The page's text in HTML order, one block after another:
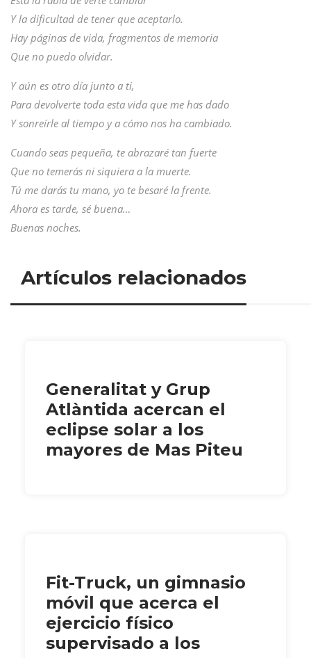
Y la dificultad de tener que aceptarlo.
Hay páginas de vida, fragmentos de memoria
Que no puedo olvidar.
Y aún es otro día junto a ti,
Para devolverte toda esta vida que me has dado
Y sonreírle al tiempo y a cómo nos ha cambiado.
Cuando seas pequeña, te abrazaré tan fuerte
Que no temerás ni siquiera a la muerte.
Tú me darás tu mano, yo te besaré la frente.
Ahora es tarde, sé buena…
Buenas noches.
Artículos relacionados
Generalitat y Grup
Atlàntida acercan el
eclipse solar a los
mayores de Mas Piteu
Fit-Truck, un gimnasio
móvil que acerca el
ejercicio físico
supervisado a los